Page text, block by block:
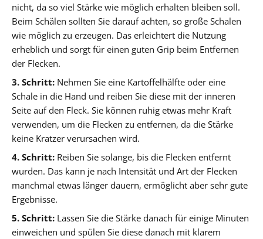
nicht, da so viel Stärke wie möglich erhalten bleiben soll.
Beim Schälen sollten Sie darauf achten, so große Schalen
wie möglich zu erzeugen. Das erleichtert die Nutzung
erheblich und sorgt für einen guten Grip beim Entfernen
der Flecken.
3. Schritt: Nehmen Sie eine Kartoffelhälfte oder eine
Schale in die Hand und reiben Sie diese mit der inneren
Seite auf den Fleck. Sie können ruhig etwas mehr Kraft
verwenden, um die Flecken zu entfernen, da die Stärke
keine Kratzer verursachen wird.
4. Schritt: Reiben Sie solange, bis die Flecken entfernt
wurden. Das kann je nach Intensität und Art der Flecken
manchmal etwas länger dauern, ermöglicht aber sehr gute
Ergebnisse.
5. Schritt: Lassen Sie die Stärke danach für einige Minuten
einweichen und spülen Sie diese danach mit klarem